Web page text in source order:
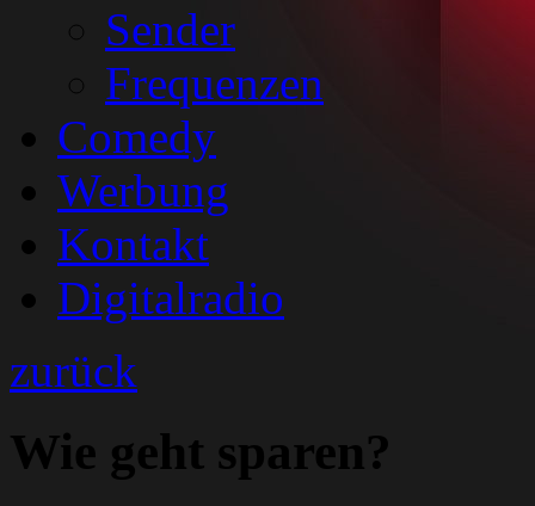
Sender
Frequenzen
Comedy
Werbung
Kontakt
Digitalradio
zurück
Wie geht sparen?